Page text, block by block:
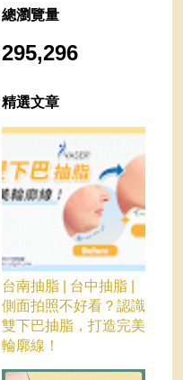
總瀏覽量
295,296
精選文章
台南抽脂 | 台中抽脂 |
側面拍照不好看？認識
雙下巴抽脂，打造完美
輪廓線！